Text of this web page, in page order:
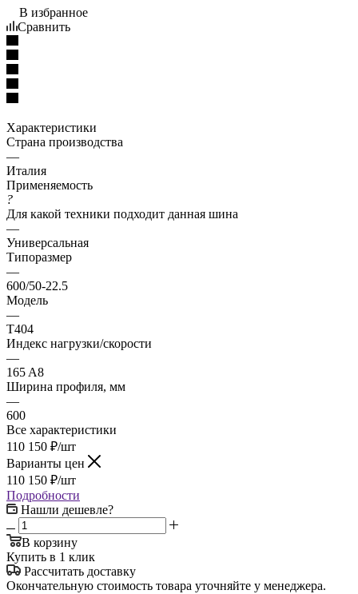
В избранное
Сравнить
Характеристики
Страна производства
—
Италия
Применяемость
?
Для какой техники подходит данная шина
—
Универсальная
Типоразмер
—
600/50-22.5
Модель
—
T404
Индекс нагрузки/скорости
—
165 A8
Ширина профиля, мм
—
600
Все характеристики
110 150 ₽/шт
Варианты цен
110 150 ₽/шт
Подробности
Нашли дешевле?
В корзину
Купить в 1 клик
Рассчитать доставку
Окончательную стоимость товара уточняйте у менеджера.